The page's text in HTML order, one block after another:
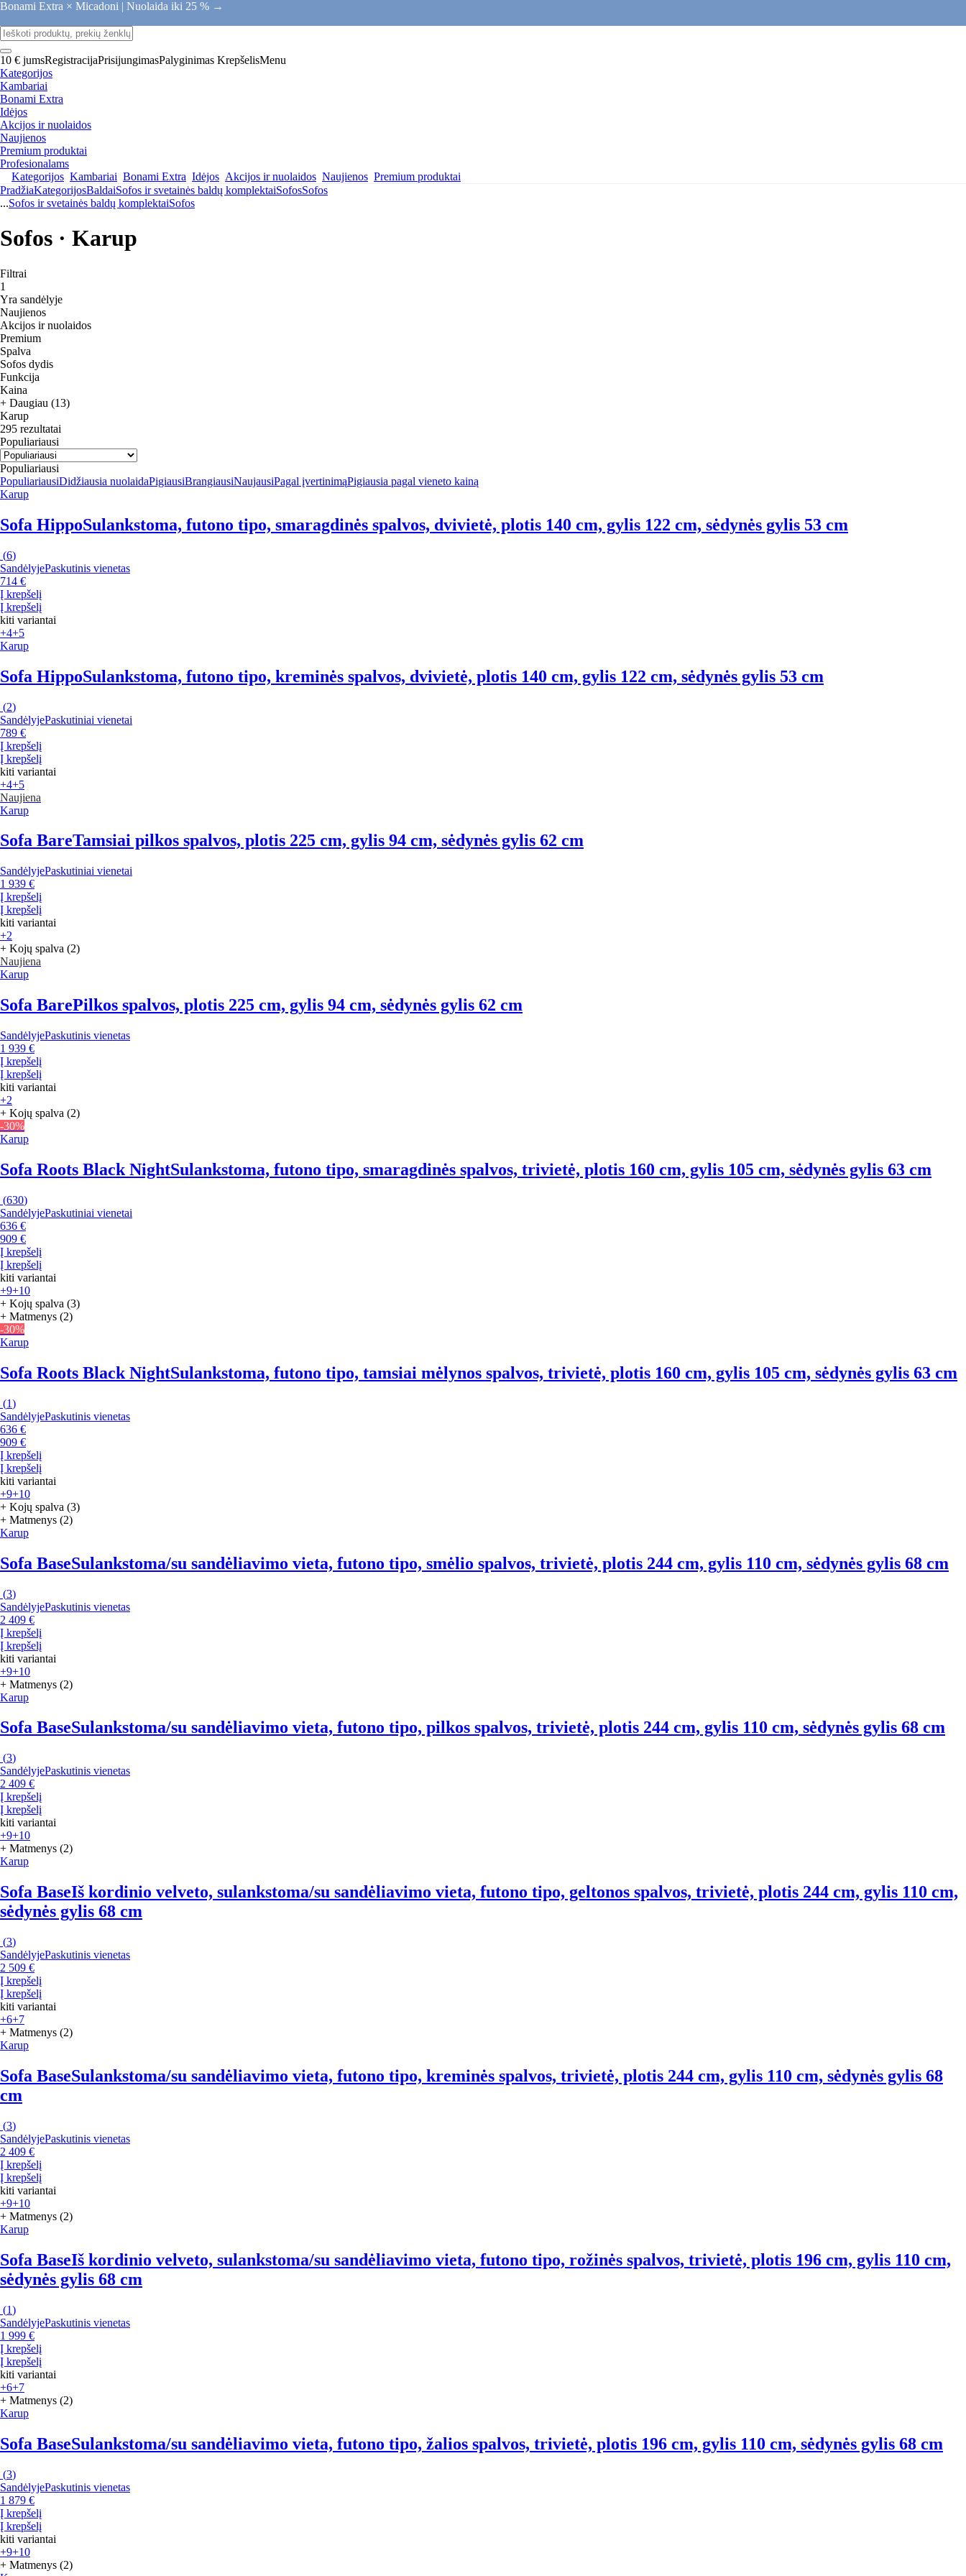
Bonami Extra × Micadoni | Nuolaida iki 25 % →
10 € jumsRegistracijaPrisijungimasPalyginimas KrepšelisMenu
Kategorijos
Kambariai
Bonami Extra
Idėjos
Akcijos ir nuolaidos
Naujienos
Premium produktai
Profesionalams
Kategorijos Kambariai Bonami Extra Idėjos Akcijos ir nuolaidos Naujienos Premium produktai
PradžiaKategorijosBaldaiSofos ir svetainės baldų komplektaiSofosSofos
...Sofos ir svetainės baldų komplektaiSofos
Sofos · Karup
Filtrai
1
Yra sandėlyje
Naujienos
Akcijos ir nuolaidos
Premium
Spalva
Sofos dydis
Funkcija
Kaina
+ Daugiau (13)
Karup
295 rezultatai
Populiariausi
Populiariausi
PopuliariausiDidžiausia nuolaidaPigiausiBrangiausiNaujausiPagal įvertinimąPigiausia pagal vieneto kainą
Karup
Sofa HippoSulankstoma, futono tipo, smaragdinės spalvos, dvivietė, plotis 140 cm, gylis 122 cm, sėdynės gylis 53 cm
(6)
SandėlyjePaskutinis vienetas
714 €
Į krepšelį
Į krepšelį
kiti variantai
+4+5
Karup
Sofa HippoSulankstoma, futono tipo, kreminės spalvos, dvivietė, plotis 140 cm, gylis 122 cm, sėdynės gylis 53 cm
(2)
SandėlyjePaskutiniai vienetai
789 €
Į krepšelį
Į krepšelį
kiti variantai
+4+5
Naujiena
Karup
Sofa BareTamsiai pilkos spalvos, plotis 225 cm, gylis 94 cm, sėdynės gylis 62 cm
SandėlyjePaskutiniai vienetai
1 939 €
Į krepšelį
Į krepšelį
kiti variantai
+2
+ Kojų spalva (2)
Naujiena
Karup
Sofa BarePilkos spalvos, plotis 225 cm, gylis 94 cm, sėdynės gylis 62 cm
SandėlyjePaskutinis vienetas
1 939 €
Į krepšelį
Į krepšelį
kiti variantai
+2
+ Kojų spalva (2)
-30%
Karup
Sofa Roots Black NightSulankstoma, futono tipo, smaragdinės spalvos, trivietė, plotis 160 cm, gylis 105 cm, sėdynės gylis 63 cm
(630)
SandėlyjePaskutiniai vienetai
636 €
909 €
Į krepšelį
Į krepšelį
kiti variantai
+9+10
+ Kojų spalva (3)
+ Matmenys (2)
-30%
Karup
Sofa Roots Black NightSulankstoma, futono tipo, tamsiai mėlynos spalvos, trivietė, plotis 160 cm, gylis 105 cm, sėdynės gylis 63 cm
(1)
SandėlyjePaskutinis vienetas
636 €
909 €
Į krepšelį
Į krepšelį
kiti variantai
+9+10
+ Kojų spalva (3)
+ Matmenys (2)
Karup
Sofa BaseSulankstoma/su sandėliavimo vieta, futono tipo, smėlio spalvos, trivietė, plotis 244 cm, gylis 110 cm, sėdynės gylis 68 cm
(3)
SandėlyjePaskutinis vienetas
2 409 €
Į krepšelį
Į krepšelį
kiti variantai
+9+10
+ Matmenys (2)
Karup
Sofa BaseSulankstoma/su sandėliavimo vieta, futono tipo, pilkos spalvos, trivietė, plotis 244 cm, gylis 110 cm, sėdynės gylis 68 cm
(3)
SandėlyjePaskutinis vienetas
2 409 €
Į krepšelį
Į krepšelį
kiti variantai
+9+10
+ Matmenys (2)
Karup
Sofa BaseIš kordinio velveto, sulankstoma/su sandėliavimo vieta, futono tipo, geltonos spalvos, trivietė, plotis 244 cm, gylis 110 cm,
sėdynės gylis 68 cm
(3)
SandėlyjePaskutinis vienetas
2 509 €
Į krepšelį
Į krepšelį
kiti variantai
+6+7
+ Matmenys (2)
Karup
Sofa BaseSulankstoma/su sandėliavimo vieta, futono tipo, kreminės spalvos, trivietė, plotis 244 cm, gylis 110 cm, sėdynės gylis 68
cm
(3)
SandėlyjePaskutinis vienetas
2 409 €
Į krepšelį
Į krepšelį
kiti variantai
+9+10
+ Matmenys (2)
Karup
Sofa BaseIš kordinio velveto, sulankstoma/su sandėliavimo vieta, futono tipo, rožinės spalvos, trivietė, plotis 196 cm, gylis 110 cm,
sėdynės gylis 68 cm
(1)
SandėlyjePaskutinis vienetas
1 999 €
Į krepšelį
Į krepšelį
kiti variantai
+6+7
+ Matmenys (2)
Karup
Sofa BaseSulankstoma/su sandėliavimo vieta, futono tipo, žalios spalvos, trivietė, plotis 196 cm, gylis 110 cm, sėdynės gylis 68 cm
(3)
SandėlyjePaskutinis vienetas
1 879 €
Į krepšelį
Į krepšelį
kiti variantai
+9+10
+ Matmenys (2)